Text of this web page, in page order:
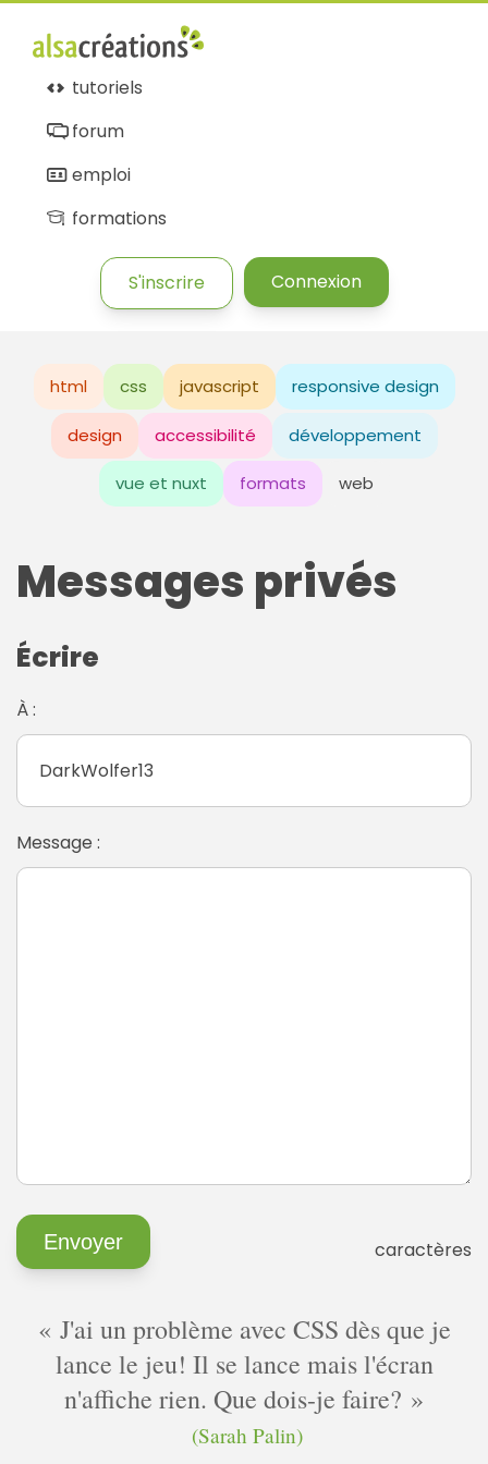
tutoriels
forum
emploi
formations
S'inscrire Connexion
html css javascript responsive design
design accessibilité développement
vue et nuxt formats web
Messages privés
Écrire
À :
Message :
caractères
J'ai un problème avec CSS dès que je
lance le jeu! Il se lance mais l'écran
n'affiche rien. Que dois-je faire?
(Sarah Palin)